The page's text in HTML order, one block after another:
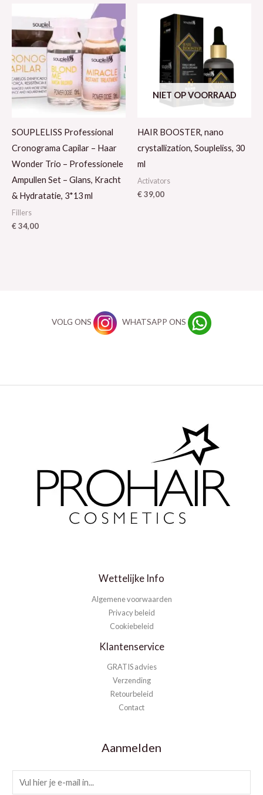
SOUPLELISS Professional
Cronograma Capilar – Haar
Wonder Trio – Professionele
Ampullen Set – Glans, Kracht
& Hydratatie, 3*13 ml
Fillers
€34,00
NIET OP VOORRAAD
HAIR BOOSTER, nano
crystallization, Soupleliss, 30
ml
Activators
€39,00
VOLG ONS WHATSAPP ONS
Wettelijke Info
Algemene voorwaarden
Privacy beleid
Cookiebeleid
Klantenservice
GRATIS advies
Verzending
Retourbeleid
Contact
Aanmelden